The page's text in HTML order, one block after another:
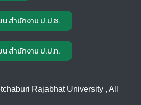
สำนักงาน ป.ป.ช.
สำนักงาน ป.ป.ท.
Rajabhat University , All